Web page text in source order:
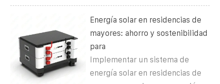
Energía solar en residencias de
mayores: ahorro y sostenibilidad
para
Implementar un sistema de
energía solar en residencias de